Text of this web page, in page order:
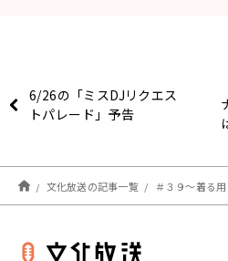
6/26の「ミスDJリクエス
トパレード」予告
文化放送の記事一覧 ＃３９～着る用と保